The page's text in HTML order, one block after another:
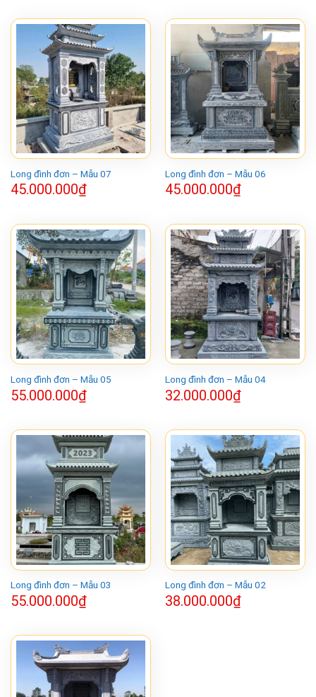
Long đình đơn – Mẫu 07
45.000.000₫
Long đình đơn – Mẫu 06
45.000.000₫
Long đình đơn – Mẫu 05
55.000.000₫
Long đình đơn – Mẫu 04
32.000.000₫
Long đình đơn – Mẫu 03
55.000.000₫
Long đình đơn – Mẫu 02
38.000.000₫